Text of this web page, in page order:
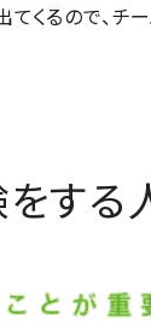
くるので、チ
する